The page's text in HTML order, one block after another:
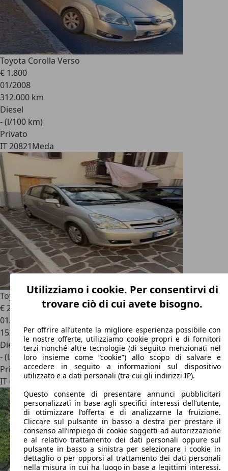
Toyota Corolla Verso
€ 1.800
01/2008
312.000 km
Diesel
- (l/100 km)
Privato
IT 20821Meda
Toyota Corolla Verso2.2 D4D
€ 2.700
01/2006
152.000 km
Diesel
- (l/100 km)
Privato
IT 02010Micigliano
Utilizziamo i cookie. Per consentirvi di
trovare ciò di cui avete bisogno.
Per offrire all’utente la migliore esperienza possibile con
le nostre offerte, utilizziamo cookie propri e di fornitori
terzi nonché altre tecnologie (di seguito menzionati nel
loro insieme come “cookie”) allo scopo di salvare e
accedere in seguito a informazioni sul dispositivo
utilizzato e a dati personali (tra cui gli indirizzi IP).
Questo consente di presentare annunci pubblicitari
personalizzati in base agli specifici interessi dell’utente,
di ottimizzare l’offerta e di analizzarne la fruizione.
Cliccare sul pulsante in basso a destra per prestare il
consenso all’impiego di cookie soggetti ad autorizzazione
e al relativo trattamento dei dati personali oppure sul
pulsante in basso a sinistra per selezionare i cookie in
dettaglio o per opporsi al trattamento dei dati personali
nella misura in cui ha luogo in base a legittimi interessi.